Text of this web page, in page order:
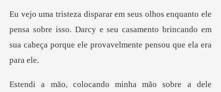
ensa sobre isso. Darcy e seu casamento brincando em
sua ca
a mão sobre a dele